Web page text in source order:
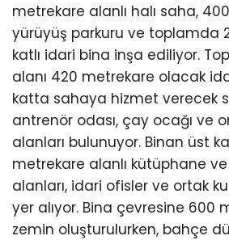
metrekare alanlı halı saha,
yürüyüş parkuru ve toplamda
katlı idari bina inşa ediliyor.
alanı 420 metrekare olacak
katta sahaya hizmet verecek
antrenör odası, çay ocağı ve
alanları bulunuyor. Binan üst
metrekare alanlı kütüphane
alanları, idari ofisler ve ortak
yer alıyor. Bina çevresine 600
zemin oluşturulurken, bahçe